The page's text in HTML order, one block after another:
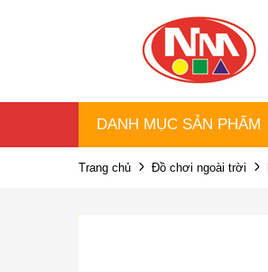
DANH MỤC SẢN PHẨM
Trang chủ Đồ chơi ngoài trời